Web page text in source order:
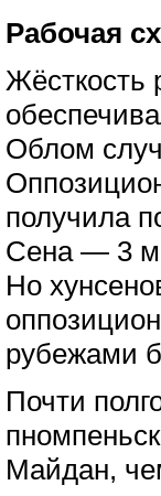
Рабочая
Жёсткость
Облом
получила
Сена — 3
Но
рубежами
Почти
Майдан,